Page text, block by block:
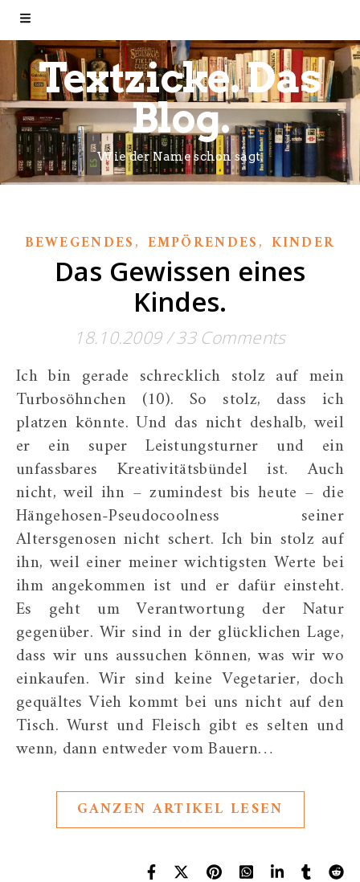
Textzicke. Das
Blog.
Wie der Name schon sagt.
BEWEGENDES, EMPÖRENDES, KINDER
Das Gewissen eines
Kindes.
18.10.2009 / 33 Comments
Ich bin gerade schrecklich stolz auf mein
Turbosöhnchen (10). So stolz, dass ich
platzen könnte. Und das nicht deshalb, weil
er ein super Leistungsturner und ein
unfassbares Kreativitätsbündel ist. Auch
nicht, weil ihn – zumindest bis heute – die
Hängehosen-Pseudocoolness seiner
Altersgenosen nicht schert. Ich bin stolz auf
ihn, weil einer meiner wichtigsten Werte bei
ihm angekommen ist und er dafür einsteht.
Es geht um Verantwortung der Natur
gegenüber. Wir sind in der glücklichen Lage,
dass wir uns aussuchen können, was wir wo
einkaufen. Wir sind keine Vegetarier, doch
gequältes Vieh kommt bei uns nicht auf den
Tisch. Wurst und Fleisch gibt es selten und
wenn, dann entweder vom Bauern…
GANZEN ARTIKEL LESEN